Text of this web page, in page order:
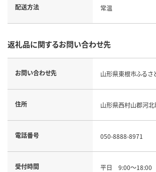
配送方法 常温
返礼品に関するお問い合わせ先
お問い合わせ先 山形県東根市ふるさ
住所 山形県西村山郡河
電話番号 050-8888-8971
受付時間 平日 9:00～18:00